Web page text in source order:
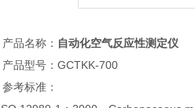
品名称： 自动化空气反应性测定仪
产品型号：GCTKK-700
考标准：